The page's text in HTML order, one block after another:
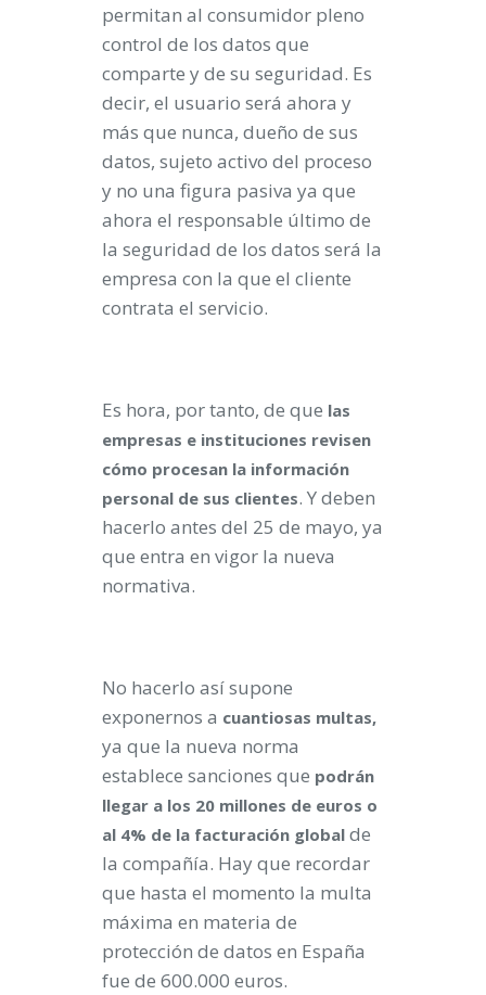
permitan al consumidor pleno
control de los datos que
comparte y de su seguridad. Es
decir, el usuario será ahora y
más que nunca, dueño de sus
datos, sujeto activo del proceso
y no una figura pasiva ya que
ahora el responsable último de
la seguridad de los datos será la
empresa con la que el cliente
contrata el servicio.
Es hora, por tanto, de que las
empresas e instituciones revisen
cómo procesan la información
personal de sus clientes. Y deben
hacerlo antes del 25 de mayo, ya
que entra en vigor la nueva
normativa.
No hacerlo así supone
exponernos a cuantiosas multas,
ya que la nueva norma
establece sanciones que podrán
llegar a los 20 millones de euros o
al 4% de la facturación global de
la compañía. Hay que recordar
que hasta el momento la multa
máxima en materia de
protección de datos en España
fue de 600.000 euros.